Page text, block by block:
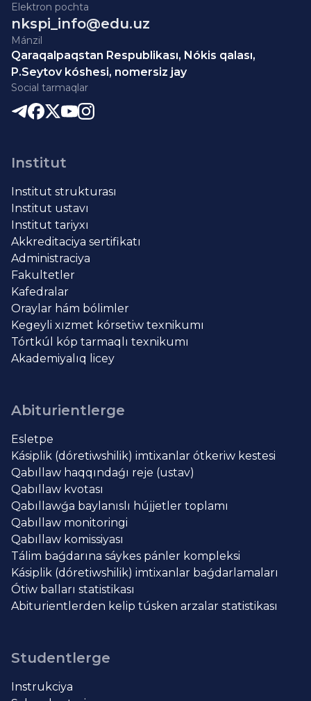
Elektron pochta
nkspi_info@edu.uz
Mánzil
Qaraqalpaqstan Respublikası, Nókis qalası,
P.Seytov kóshesi, nomersiz jay
Social tarmaqlar
Institut
Institut strukturası
Institut ustavı
Institut tariyxı
Akkreditaciya sertifikatı
Administraciya
Fakultetler
Kafedralar
Oraylar hám bólimler
Kegeyli xızmet kórsetiw texnikumı
Tórtkúl kóp tarmaqlı texnikumı
Akademiyalıq licey
Abiturientlerge
Esletpe
Kásiplik (dóretiwshilik) imtixanlar ótkeriw kestesi
Qabıllaw haqqındaǵı reje (ustav)
Qabıllaw kvotası
Qabıllawǵa baylanıslı hújjetler toplamı
Qabıllaw monitoringi
Qabıllaw komissiyası
Tálim baǵdarına sáykes pánler kompleksi
Kásiplik (dóretiwshilik) imtixanlar baǵdarlamaları
Ótiw balları statistikası
Abiturientlerden kelip túsken arzalar statistikası
Studentlerge
Instrukciya